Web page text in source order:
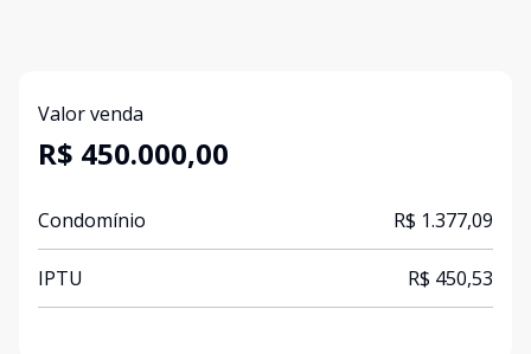
Valor venda
R$ 450.000,00
Condomínio R$ 1.377,09
IPTU R$ 450,53